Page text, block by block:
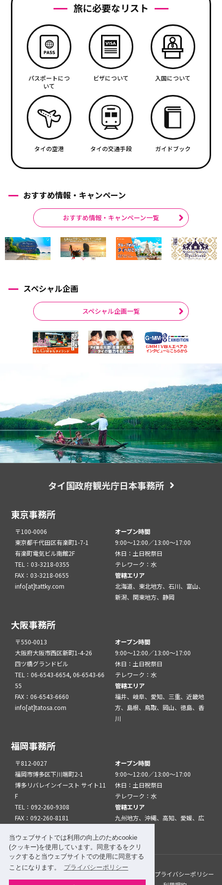
当ウェブサイトでは利用の向上のためcookie
(クッキー)を使用しています。同意するをクリ
ックすると当ウェブサイトでの使用に同意する
ことになります。
プライバシーポリシー
旅に必要なリスト
パスポートにつ
いて
ビザについて 入国について
タイの空港 タイの交通手段 ガイドブック
おすすめ情報・キャンペーン
おすすめ情報・キャンペーン一覧
スペシャル企画
スペシャル企画一覧
タイ国政府観光庁日本事務所
東京事務所
〒100-0006
東京都千代田区有楽町1-7-1
有楽町電気ビル南館2F
TEL：03-3218-0355
FAX：03-3218-0655
info[at]tattky.com
オープン時間
9:00～12:00／13:00～17:00
休日：土日祝祭日
テレワーク：水
管轄エリア
北海道、東北地方、石川、富山、
新潟、関東地方、静岡
大阪事務所
〒550-0013
大阪府大阪市西区新町1-4-26
四ツ橋グランドビル
TEL：06-6543-6654, 06-6543-66
55
FAX：06-6543-6660
info[at]tatosa.com
オープン時間
9:00～12:00／13:00～17:00
休日：土日祝祭日
テレワーク：水
管轄エリア
福井、岐阜、愛知、三重、近畿地
方、島根、鳥取、岡山、徳島、香
川
福岡事務所
〒812-0027
福岡市博多区下川端町2-1
博多リバレインイースト サイト11
F
TEL：092-260-9308
FAX：092-260-8181
オープン時間
9:00～12:00／13:00～17:00
休日：土日祝祭日
テレワーク：水
管轄エリア
九州地方、沖縄、高知、愛媛、広
このサイトについて
プライバシーポリシー